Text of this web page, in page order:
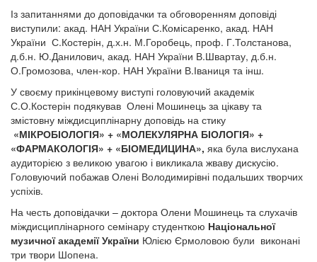
Із запитаннями до доповідачки та обговоренням доповіді
виступили: акад. НАН України С.Комісаренко, акад. НАН
України С.Костерін, д.х.н. М.Горобець, проф. Г.Толстанова,
д.б.н. Ю.Данилович, акад. НАН України В.Швартау, д.б.н.
О.Громозова, член-кор. НАН України В.Іваниця та інш.
У своєму прикінцевому виступі головуючий академік
С.О.Костерін подякував Олені Мошинець за цікаву та
змістовну міждисциплінарну доповідь на стику
«МІКРОБІОЛОГІЯ» + «МОЛЕКУЛЯРНА БІОЛОГІЯ» +
«ФАРМАКОЛОГІЯ» + «БІОМЕДИЦИНА», яка була вислухана
аудиторією з великою увагою і викликала жваву дискусію.
Головуючий побажав Олені Володимирівні подальших творчих
успіхів.
На честь доповідачки – доктора Олени Мошинець та слухачів
міждисциплінарного семінару студенткою Національної
музичної академії України Юлією Єрмоловою були виконані
три твори Шопена.